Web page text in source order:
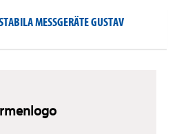
MESSGERÄTE GUSTAV